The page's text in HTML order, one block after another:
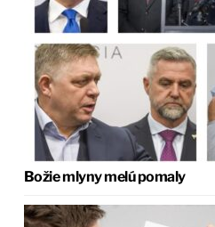
Božie mlyny melú pomaly